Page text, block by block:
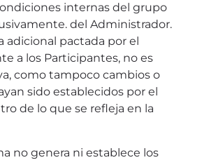
internas del grupo
del Administrador.
adicional pactada por el
a los Participantes, no es
como tampoco cambios o
sido establecidos por el
de lo que se refleja en la
no genera ni establece los